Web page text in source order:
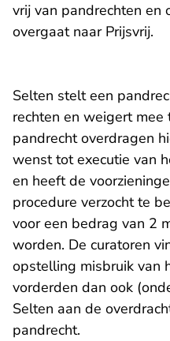
vrij van pandrechten en
overgaat naar Prijsvrij.
Selten stelt een
rechten en weigert
pandrecht overdragen
wenst tot executie van
en heeft de
procedure verzocht te
voor een bedrag van 2
worden. De curatoren
opstelling misbruik van
vorderden dan ook
Selten aan de
pandrecht.